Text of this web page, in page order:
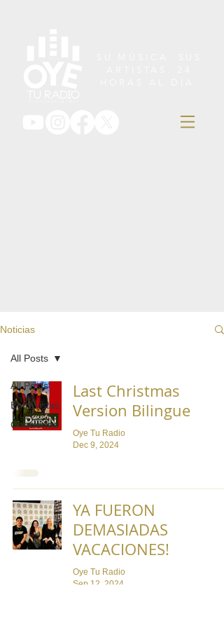
Noticias
All Posts
Entrevistas
Conciertos
All Posts
Last Christmas
Version Bilingue
Oye Tu Radio
Dec 9, 2024
YA FUERON
DEMASIADAS
VACACIONES!
Oye Tu Radio
Sep 12, 2024